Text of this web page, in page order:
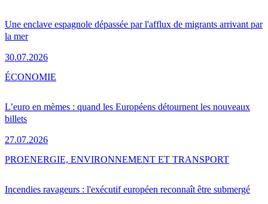
Une enclave espagnole dépassée par l'afflux de migrants arrivant par
la mer
30.07.2026
L’euro en mèmes : quand les Européens détournent les nouveaux
billets
27.07.2026
ÉCONOMIE
Incendies ravageurs : l'exécutif européen reconnaît être submergé
PROENERGIE, ENVIRONNEMENT ET TRANSPORT